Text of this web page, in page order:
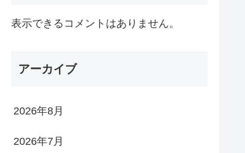
表示できるコメントはありません。
アーカイブ
2026年8月
2026年7月